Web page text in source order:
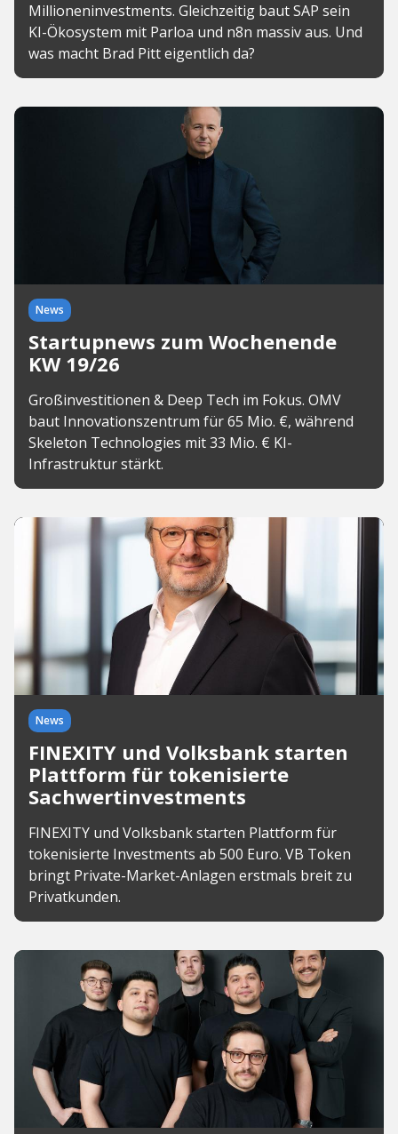
Millioneninvestments. Gleichzeitig baut SAP sein
KI-Ökosystem mit Parloa und n8n massiv aus. Und
was macht Brad Pitt eigentlich da?
News
Startupnews zum Wochenende
KW 19/26
Großinvestitionen & Deep Tech im Fokus. OMV
baut Innovationszentrum für 65 Mio. €, während
Skeleton Technologies mit 33 Mio. € KI-
Infrastruktur stärkt.
News
FINEXITY und Volksbank starten
Plattform für tokenisierte
Sachwertinvestments
FINEXITY und Volksbank starten Plattform für
tokenisierte Investments ab 500 Euro. VB Token
bringt Private-Market-Anlagen erstmals breit zu
Privatkunden.